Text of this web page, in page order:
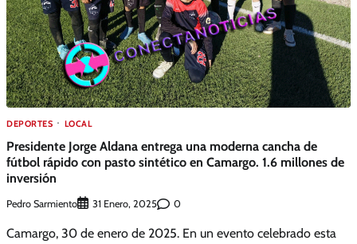
DEPORTES LOCAL
Presidente Jorge Aldana entrega una moderna cancha de
fútbol rápido con pasto sintético en Camargo. 1.6 millones de
inversión
Pedro Sarmiento 31 Enero, 2025 0
Camargo, 30 de enero de 2025. En un evento celebrado esta